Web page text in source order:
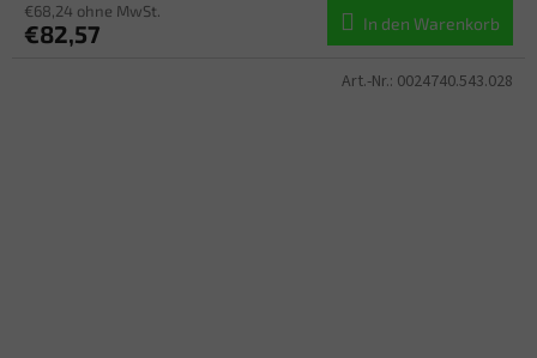
€68,24 ohne MwSt.
€82,57 In den Warenkorb
Art.-Nr.: 0024740.543.028